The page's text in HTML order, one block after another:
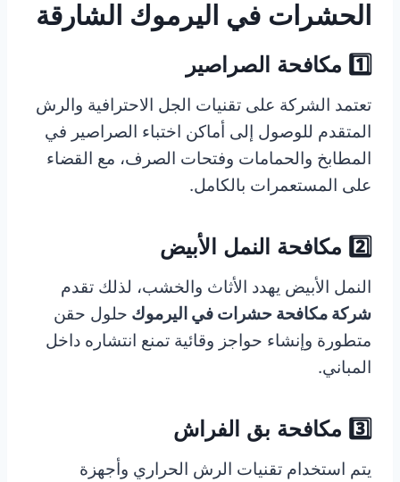
الحشرات في اليرموك الشارقة
1️⃣ مكافحة الصراصير
تعتمد الشركة على تقنيات الجل الاحترافية والرش
المتقدم للوصول إلى أماكن اختباء الصراصير في
المطابخ والحمامات وفتحات الصرف، مع القضاء
على المستعمرات بالكامل.
2️⃣ مكافحة النمل الأبيض
النمل الأبيض يهدد الأثاث والخشب، لذلك تقدم
شركة مكافحة حشرات في اليرموك حلول حقن
متطورة وإنشاء حواجز وقائية تمنع انتشاره داخل
المباني.
3️⃣ مكافحة بق الفراش
يتم استخدام تقنيات الرش الحراري وأجهزة